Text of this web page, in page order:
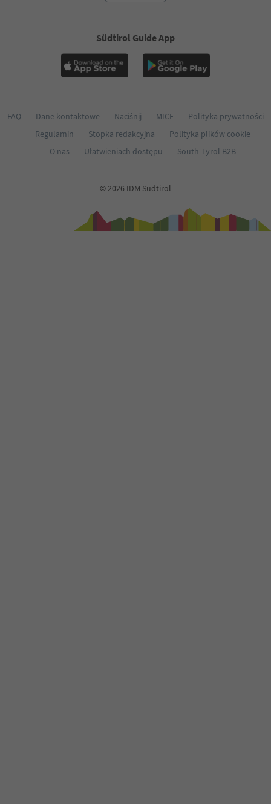
Südtirol Guide App
FAQ Dane kontaktowe Naciśnij MICE
Polityka prywatności
Regulamin
Stopka redakcyjna
Polityka plików cookie
O nas
Ułatwieniach dostępu South Tyrol B2B
© 2026 IDM Südtirol